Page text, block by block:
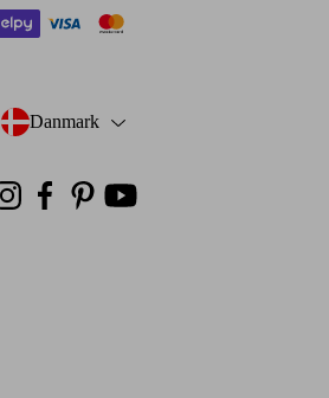
Danmark
- Vælg land